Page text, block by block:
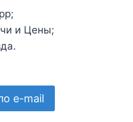
и Цены;
e-mail